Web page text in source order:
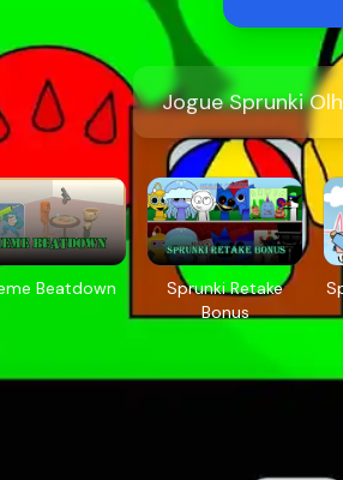
Jogue Sprunki
Beatdown
Sprunki Retake
Bonus